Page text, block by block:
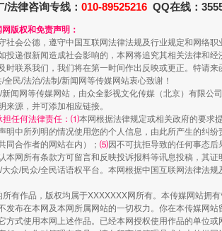
开幕 规模最大的光氢储
塑工作 镜头丨大暑
法律咨询专线： 010-89525216 QQ在线：
版权和免责声明：
社会公德，遵守中国互联网法律法规及行业规定和网络
投递假新闻造成社会影响的，本网将追究其相关法律和
时联系我们，我们将在第一时间作出反映或更正。特请
民/法治/法制/新闻网等传媒网站衷心致谢！
闻网等传媒网站，由众全影视文化传媒（北京）有限
来源，并可添加相应链接。
担任何法律责任：⑴本网根据法律规定或相关政府的要求
明中所列明的情况使用您的个人信息，由此所产生的纠纷
同合作者的网站在内）； ⑸因不可抗拒导致的任何事态后
本网所有条款方可留言和反映投诉报料等讯息投稿，其
众/民众/全民话语权平台。本网根据中国互联网法律法
所有作品，版权均属于XXXXXXX网所有。本传媒网站
发布在本网及本网所属网站的一切权力。你在本传媒网
方式使用本网上述作品。已经本网授权使用作品的单位